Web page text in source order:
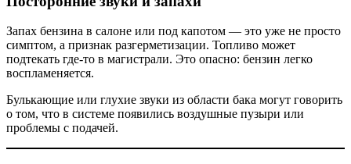
Запах бензина в салоне или под капотом — это уже не просто
симптом, а признак разгерметизации. Топливо может
подтекать где-то в магистрали. Это опасно: бензин легко
воспламеняется.
Булькающие или глухие звуки из области бака могут говорить
о том, что в системе появились воздушные пузыри или
проблемы с подачей.